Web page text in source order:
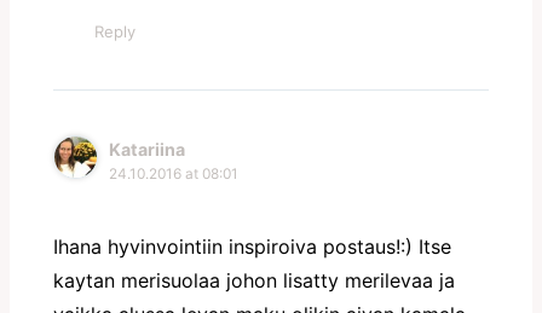
Reply
Katariina
24.10.2016 at 08:01
Ihana hyvinvointiin inspiroiva postaus!:) Itse
kaytan merisuolaa johon lisatty merilevaa ja